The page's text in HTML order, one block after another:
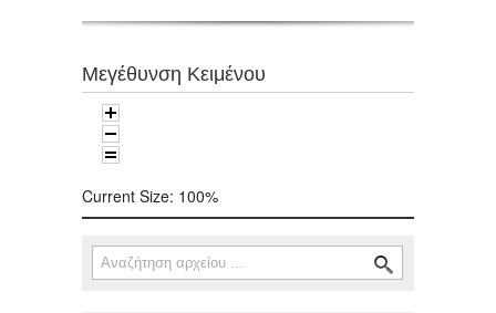
Μεγέθυνση Κειμένου
Current Size: 100%
Φόρμα αναζήτησης
Αναζήτηση